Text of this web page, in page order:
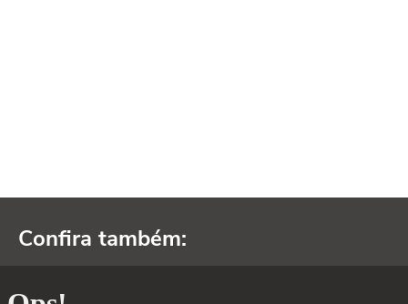
Confira também: